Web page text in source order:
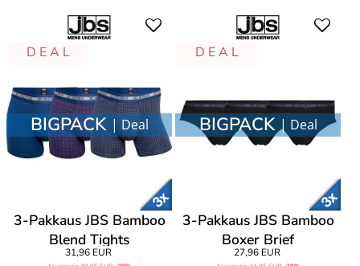
D E A L
BIGPACK| Deal
3-Pakkaus JBS Bamboo
Blend Tights
31,96 EUR
D E A L
BIGPACK | Deal
3-Pakkaus JBS Bamboo
Boxer Brief
27,96 EUR